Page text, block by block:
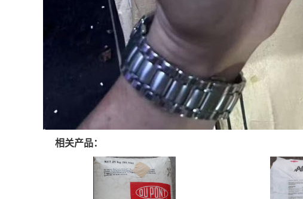
相关产品：